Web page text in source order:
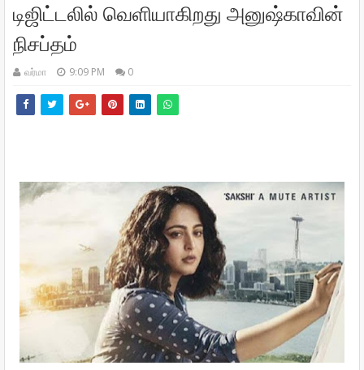
டிஜிட்டலில் வெளியாகிறது அனுஷ்காவின்
நிசப்தம்
வர்மா 9:09 PM 0